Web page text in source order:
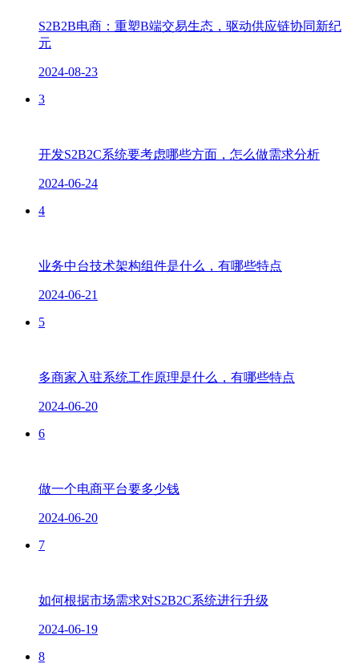
S2B2B电商：重塑B端交易生态，驱动供应链协同新纪
元
2024-08-23
3
开发S2B2C系统要考虑哪些方面，怎么做需求分析
2024-06-24
4
业务中台技术架构组件是什么，有哪些特点
2024-06-21
5
多商家入驻系统工作原理是什么，有哪些特点
2024-06-20
6
做一个电商平台要多少钱
2024-06-20
7
如何根据市场需求对S2B2C系统进行升级
2024-06-19
8